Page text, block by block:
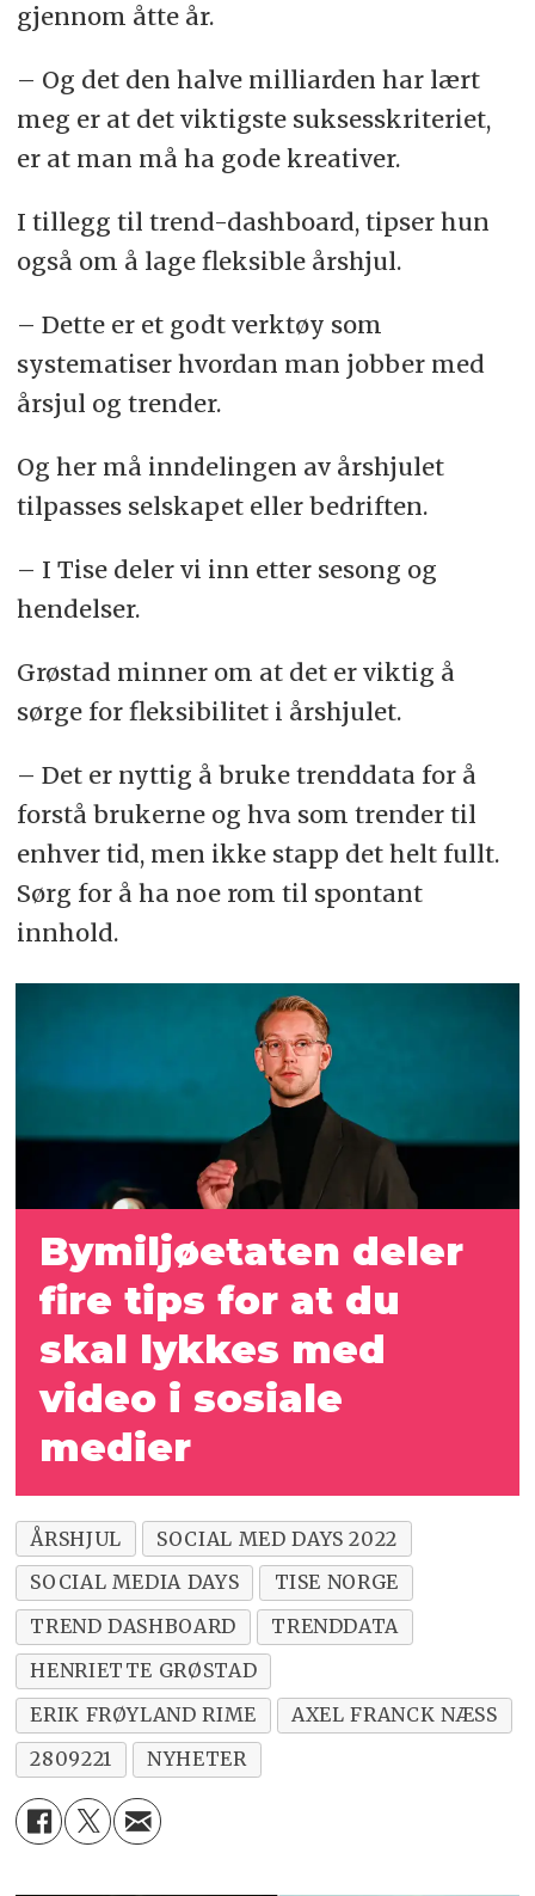
gjennom åtte år.
– Og det den halve milliarden har lært
meg er at det viktigste suksesskriteriet,
er at man må ha gode kreativer.
I tillegg til trend-dashboard, tipser hun
også om å lage fleksible årshjul.
– Dette er et godt verktøy som
systematiser hvordan man jobber med
årsjul og trender.
Og her må inndelingen av årshjulet
tilpasses selskapet eller bedriften.
– I Tise deler vi inn etter sesong og
hendelser.
Grøstad minner om at det er viktig å
sørge for fleksibilitet i årshjulet.
– Det er nyttig å bruke trenddata for å
forstå brukerne og hva som trender til
enhver tid, men ikke stapp det helt fullt.
Sørg for å ha noe rom til spontant
innhold.
Bymiljøetaten deler
fire tips for at du
skal lykkes med
video i sosiale
medier
ÅRSHJUL
SOCIAL MED DAYS 2022
SOCIAL MEDIA DAYS
TISE NORGE
TREND DASHBOARD
TRENDDATA
HENRIETTE GRØSTAD
ERIK FRØYLAND RIME
AXEL FRANCK NÆSS
2809221
NYHETER